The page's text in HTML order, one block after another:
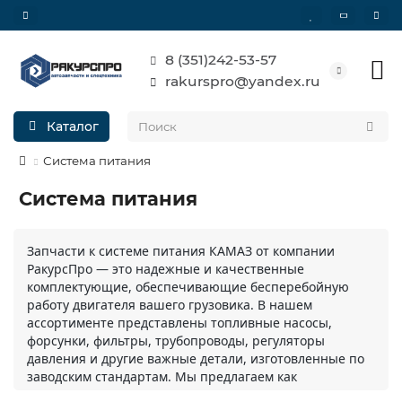
8 (351)242-53-57
rakurspro@yandex.ru
Каталог
Система питания
Система питания
Запчасти к системе питания КАМАЗ от компании
РакурсПро — это надежные и качественные
комплектующие, обеспечивающие бесперебойную
работу двигателя вашего грузовика. В нашем
ассортименте представлены топливные насосы,
форсунки, фильтры, трубопроводы, регуляторы
давления и другие важные детали, изготовленные по
заводским стандартам. Мы предлагаем как